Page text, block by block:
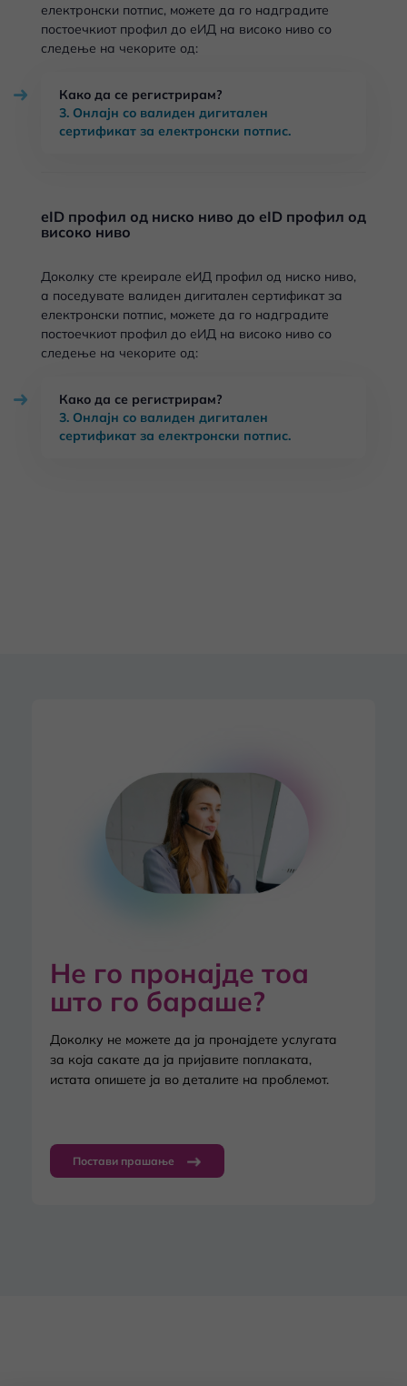
електронски потпис, можете да го надградите
постоечкиот профил до еИД на високо ниво со
следење на чекорите од:
Како да се регистрирам?
3. Онлајн со валиден дигитален
сертификат за електронски потпис.
eID профил од ниско ниво до eID профил од
високо ниво
Доколку сте креирале еИД профил од ниско ниво,
а поседувате валиден дигитален сертификат за
електронски потпис, можете да го надградите
постоечкиот профил до еИД на високо ниво со
следење на чекорите од:
Како да се регистрирам?
3. Онлајн со валиден дигитален
сертификат за електронски потпис.
Не го пронајде тоа
што го бараше?
Доколку не можете да ја пронајдете услугата
за која сакате да ја пријавите поплаката,
истата опишете ја во деталите на проблемот.
Постави прашање